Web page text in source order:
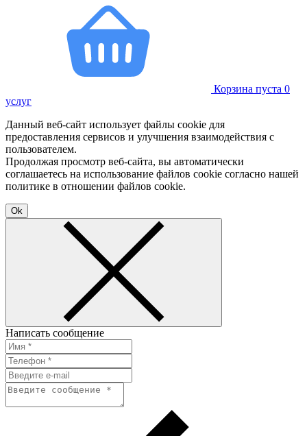
Корзина пуста 0
услуг
Данный веб-сайт использует файлы cookie для
предоставления сервисов и улучшения взаимодействия с
пользователем.
Продолжая просмотр веб-сайта, вы автоматически
соглашаетесь на использование файлов cookie согласно нашей
политике в отношении файлов cookie.
Ok
Написать сообщение